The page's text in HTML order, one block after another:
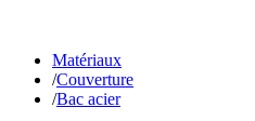
Matériaux
/Couverture
/Bac acier